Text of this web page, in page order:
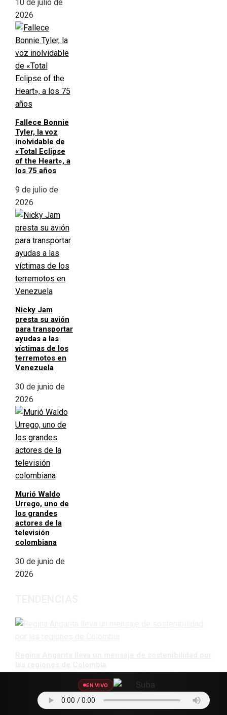
10 de julio de
2026
Fallece Bonnie
Tyler, la voz
inolvidable de
«Total Eclipse
of the Heart», a
los 75 años
9 de julio de
2026
Nicky Jam
presta su avión
para transportar
ayudas a las
víctimas de los
terremotos en
Venezuela
30 de junio de
2026
Murió Waldo
Urrego, uno de
los grandes
actores de la
televisión
colombiana
30 de junio de
2026
8 de agosto de 2026EN VIVO